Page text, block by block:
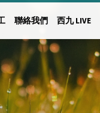
聯絡我們 西九 LIVE